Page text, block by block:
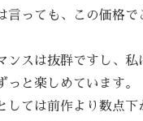
言っても、この価格で
ンスは抜群ですし、私
っと楽しめています。
しては前作より数点下